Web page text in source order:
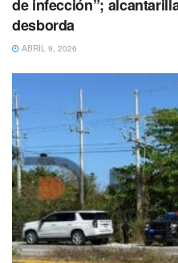
Estuvieron presentes en el
Magaña, Jefe del
instalaciones deportivas
Secretaria de Obras
Flores Vega, padres de
Puedes volver a Leer
de infección”;
desborda
ABRIL 9, 2026